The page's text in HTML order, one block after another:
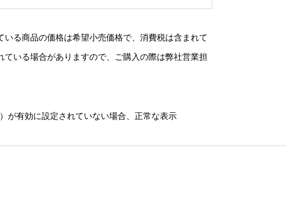
いる商品の価格は希望小売価格で、消費税は含まれて
ている場合がありますので、ご購入の際は弊社営業担
が有効に設定されていない場合、正常な表示